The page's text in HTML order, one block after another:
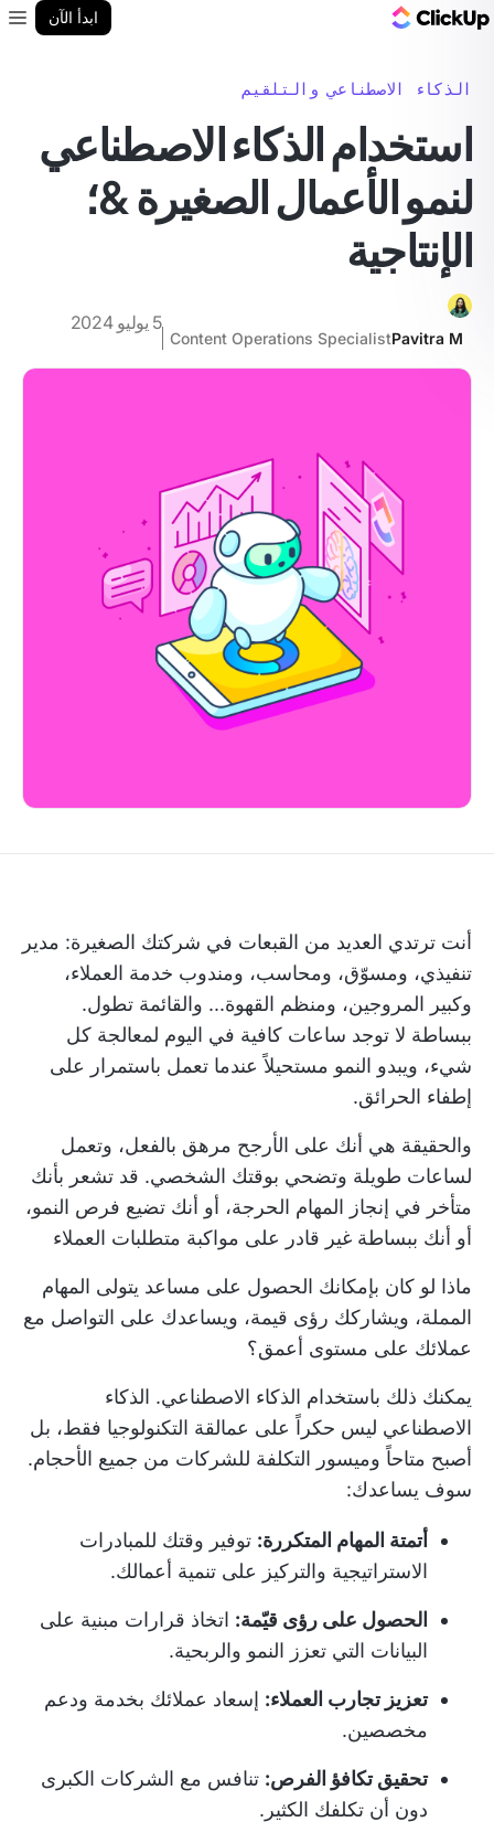
ابدأ الآن
الذكاء الاصطناعي والتلقيم
استخدام الذكاء الاصطناعي
لنمو الأعمال الصغيرة &؛
الإنتاجية
Pavitra M
Content Operations Specialist
5 يوليو 2024
أنت ترتدي العديد من القبعات في شركتك الصغيرة: مدير
تنفيذي، ومسوّق، ومحاسب، ومندوب خدمة العملاء،
وكبير المروجين، ومنظم القهوة... والقائمة تطول.
ببساطة لا توجد ساعات كافية في اليوم لمعالجة كل
شيء، ويبدو النمو مستحيلاً عندما تعمل باستمرار على
إطفاء الحرائق.
والحقيقة هي أنك على الأرجح مرهق بالفعل، وتعمل
لساعات طويلة وتضحي بوقتك الشخصي. قد تشعر بأنك
متأخر في إنجاز المهام الحرجة، أو أنك تضيع فرص النمو،
أو أنك ببساطة غير قادر على مواكبة متطلبات العملاء
ماذا لو كان بإمكانك الحصول على مساعد يتولى المهام
المملة، ويشاركك رؤى قيمة، ويساعدك على التواصل مع
عملائك على مستوى أعمق؟
يمكنك ذلك باستخدام الذكاء الاصطناعي. الذكاء
الاصطناعي ليس حكراً على عمالقة التكنولوجيا فقط، بل
أصبح متاحاً وميسور التكلفة للشركات من جميع الأحجام.
سوف يساعدك:
أتمتة المهام المتكررة: توفير وقتك للمبادرات
الاستراتيجية والتركيز على تنمية أعمالك.
الحصول على رؤى قيّمة: اتخاذ قرارات مبنية على
البيانات التي تعزز النمو والربحية.
تعزيز تجارب العملاء: إسعاد عملائك بخدمة ودعم
مخصصين.
تحقيق تكافؤ الفرص: تنافس مع الشركات الكبرى
دون أن تكلفك الكثير.